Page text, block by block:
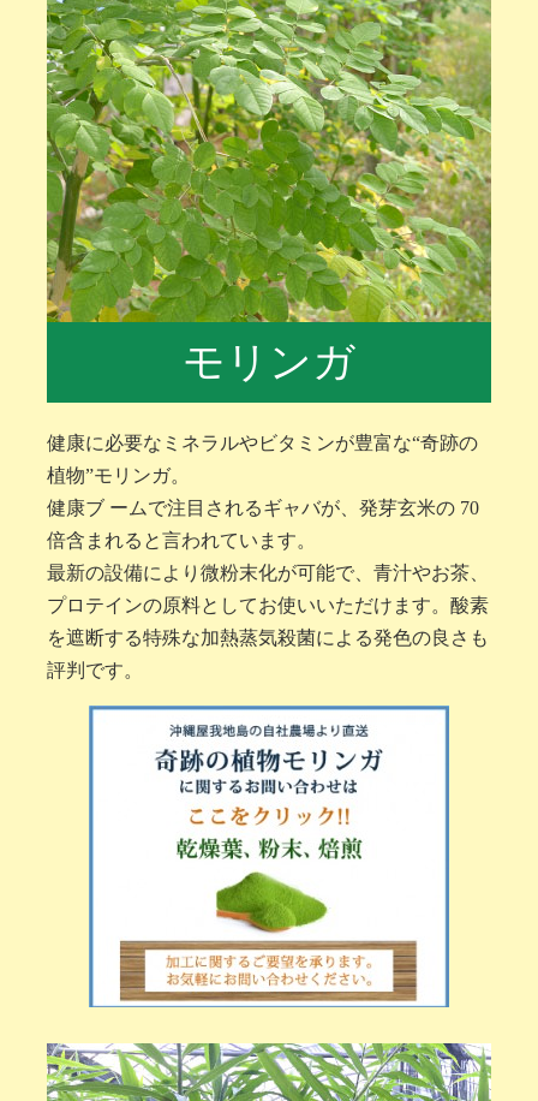
モリンガ
健康に必要なミネラルやビタミンが豊富な“奇跡の
植物”モリンガ。
健康ブ ームで注目されるギャバが、発芽玄米の 70
倍含まれると言われています。
最新の設備により微粉末化が可能で、青汁やお茶、
プロテインの原料としてお使いいただけます。酸素
を遮断する特殊な加熱蒸気殺菌による発色の良さも
評判です。